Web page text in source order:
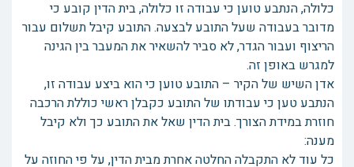
כלולה, הנתבע טוען כי עבודה זו כלולה, בית הדין קובע כי
מדובר בעבודה שעל התובע לבצעה. התובע קיבל תשלום עבור
הריצוף ועבור הגדר, לא סביר להשאיר את המעבר בין הגינה
למגרש באופן זה.
אדן השיש של הקיר – התובע טוען כי הוא ביצע עבודה זו,
הנתבע טען כי עבודתו של התובע כקבלן ראשי כוללת הרכבה
חוזרת במידת הצורך. בית הדין שאל את התובע כך ולא קיבל
מענה:
כל עוד לא התקבלה החלטה אחרת מבית הדין, על פי החוזה על